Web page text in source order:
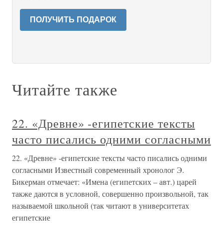
ПОЛУЧИТЬ ПОДАРОК
Читайте также
22. «Древне» -египетские тексты
часто писались одними согласными
22. «Древне» -египетские тексты часто писались одними
согласными Известный современный хронолог Э.
Бикерман отмечает: «Имена (египетских – авт.) царей
также даются в условной, совершенно произвольной, так
называемой школьной (так читают в университетах
египетские